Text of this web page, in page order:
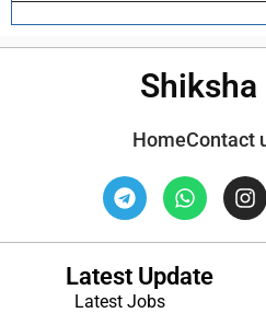
Shiksha
HomeContact
Latest Update
Latest Jobs